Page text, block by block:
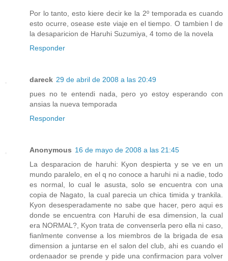
Por lo tanto, esto kiere decir ke la 2º temporada es cuando
esto ocurre, osease este viaje en el tiempo. O tambien l de
la desaparicion de Haruhi Suzumiya, 4 tomo de la novela
Responder
dareck 29 de abril de 2008 a las 20:49
pues no te entendi nada, pero yo estoy esperando con
ansias la nueva temporada
Responder
Anonymous 16 de mayo de 2008 a las 21:45
La desparacion de haruhi: Kyon despierta y se ve en un
mundo paralelo, en el q no conoce a haruhi ni a nadie, todo
es normal, lo cual le asusta, solo se encuentra con una
copia de Nagato, la cual parecia un chica timida y trankila.
Kyon desesperadamente no sabe que hacer, pero aqui es
donde se encuentra con Haruhi de esa dimension, la cual
era NORMAL?, Kyon trata de convenserla pero ella ni caso,
fianlmente convense a los miembros de la brigada de esa
dimension a juntarse en el salon del club, ahi es cuando el
ordenaador se prende y pide una confirmacion para volver